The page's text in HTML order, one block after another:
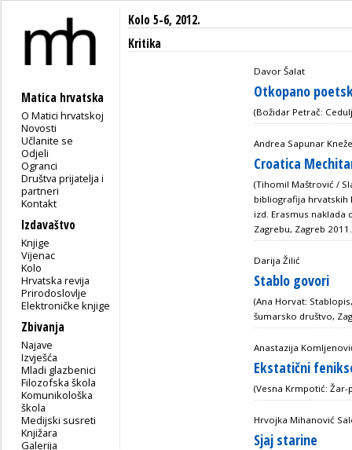
Matica hrvatska
O Matici hrvatskoj
Novosti
Učlanite se
Odjeli
Ogranci
Društva prijatelja i
partneri
Kontakt
Izdavaštvo
Knjige
Vijenac
Kolo
Hrvatska revija
Prirodoslovlje
Elektroničke knjige
Zbivanja
Najave
Izvješća
Mladi glazbenici
Filozofska škola
Komunikološka
škola
Medijski susreti
Knjižara
Galerija
Kolo 5-6, 2012.
Kritika
Davor Šalat
Otkopano
(Božidar Petrač:
Andrea Sapunar
Croatica
(Tihomil Maštrović /
bibliografija hrvatskih
izd. Erasmus naklada
Zagrebu, Zagreb
Darija Žilić
Stablo govori
(Ana Horvat:
šumarsko društvo,
Anastazija
Ekstatični
(Vesna Krmpotić:
Hrvojka Mihanović
Sjaj starine